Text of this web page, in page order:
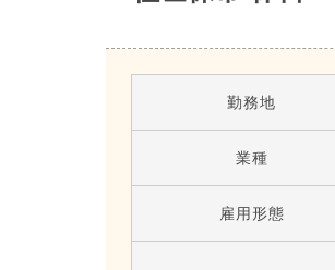
勤務地
業種
雇用形態